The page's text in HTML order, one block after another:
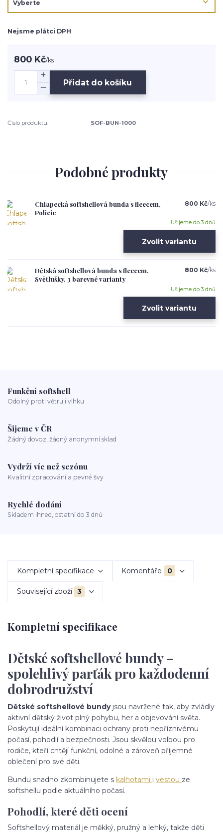
Nejsme plátci DPH
800 Kč/ks
Přidat do košíku
Číslo produktu: SOF-BUN-1000
Podobné produkty
Chlapecká softshellová bunda s fleecem,
Policie
800 Kč/ks
Ušijeme do 3 dnů
Zvolit variantu
Dětská softshellová bunda s fleecem,
Světlušky, 3 barevné varianty
800 Kč/ks
Ušijeme do 3 dnů
Zvolit variantu
Funkční softshell
Odolný proti větru i vlhku
Šijeme v ČR
Žádný dovoz, žádný anonymní sklad
Vydrží víc než sezónu
Kvalitní zpracování a pevné švy
Rychlé dodání
Skladem ihned, ostatní do 3 dnů
Kompletní specifikace Komentáře 0
Související zboží 3
Kompletní specifikace
Dětské softshellové bundy –
spolehlivý parťák pro každodenní
dobrodružství
Dětské softshellové bundyjsou navržené tak, aby zvládly
aktivní dětský život plný pohybu, her a objevování světa.
Poskytují ideální kombinaci ochrany proti nepříznivému
počasí, pohodlí a bezpečnosti. Jsou skvělou volbou pro
rodiče, kteří chtějí funkční, odolné a zároveň příjemné
oblečení pro své děti.
Bundu snadno zkombinujete s kalhotami i vestou ze
softshellu podle aktuálního počasí.
Pohodlí, které děti ocení
Softshellový materiál je měkký, pružný a lehký, takže děti